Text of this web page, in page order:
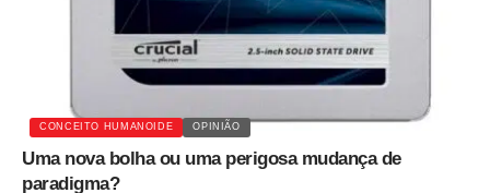
CONCEITO HUMANOIDE OPINIÃO
Uma nova bolha ou uma perigosa mudança de
paradigma?